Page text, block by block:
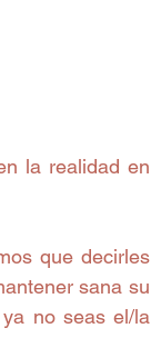
la realidad en
que decirles
sana su
no seas el/la